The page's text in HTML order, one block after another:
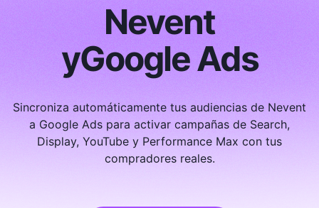
Nevent
yGoogle Ads
Sincroniza automáticamente tus audiencias de Nevent
a Google Ads para activar campañas de Search,
Display, YouTube y Performance Max con tus
compradores reales.